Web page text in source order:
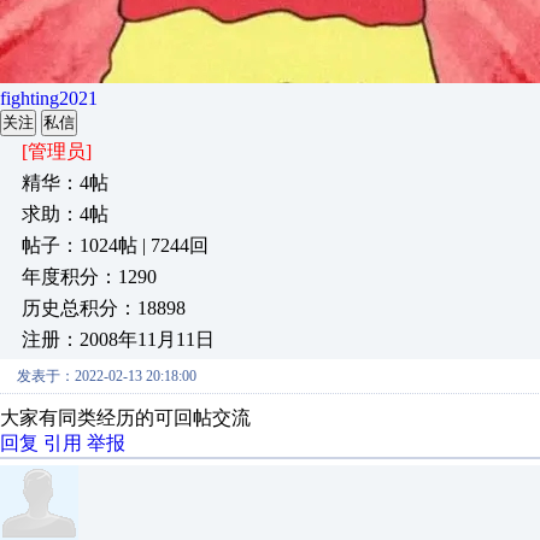
fighting2021
关注 私信
[管理员]
精华：4帖
求助：4帖
帖子：1024帖 | 7244回
年度积分：1290
历史总积分：18898
注册：2008年11月11日
发表于：2022-02-13 20:18:00
大家有同类经历的可回帖交流
回复 引用 举报